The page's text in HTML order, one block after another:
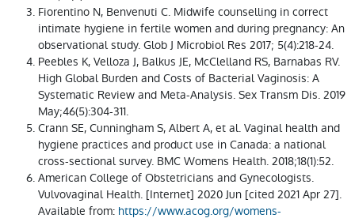
Fiorentino N, Benvenuti C. Midwife counselling in correct
intimate hygiene in fertile women and during pregnancy: An
observational study. Glob J Microbiol Res 2017; 5(4):218-24.
Peebles K, Velloza J, Balkus JE, McClelland RS, Barnabas RV.
High Global Burden and Costs of Bacterial Vaginosis: A
Systematic Review and Meta-Analysis. Sex Transm Dis. 2019
May;46(5):304-311.
Crann SE, Cunningham S, Albert A, et al. Vaginal health and
hygiene practices and product use in Canada: a national
cross-sectional survey. BMC Womens Health. 2018;18(1):52.
American College of Obstetricians and Gynecologists.
Vulvovaginal Health. [Internet] 2020 Jun [cited 2021 Apr 27].
Available from: https://www.acog.org/womens-